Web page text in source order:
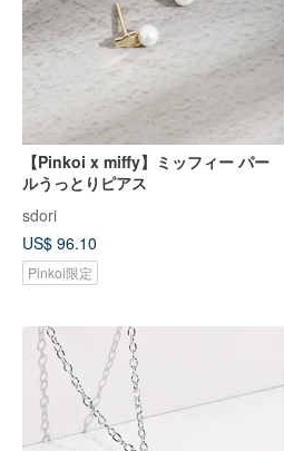
【Pinkoi x miffy】ミッフィー パー
ルうっとりピアス
sdori
US$ 96.10
Pinkoi限定